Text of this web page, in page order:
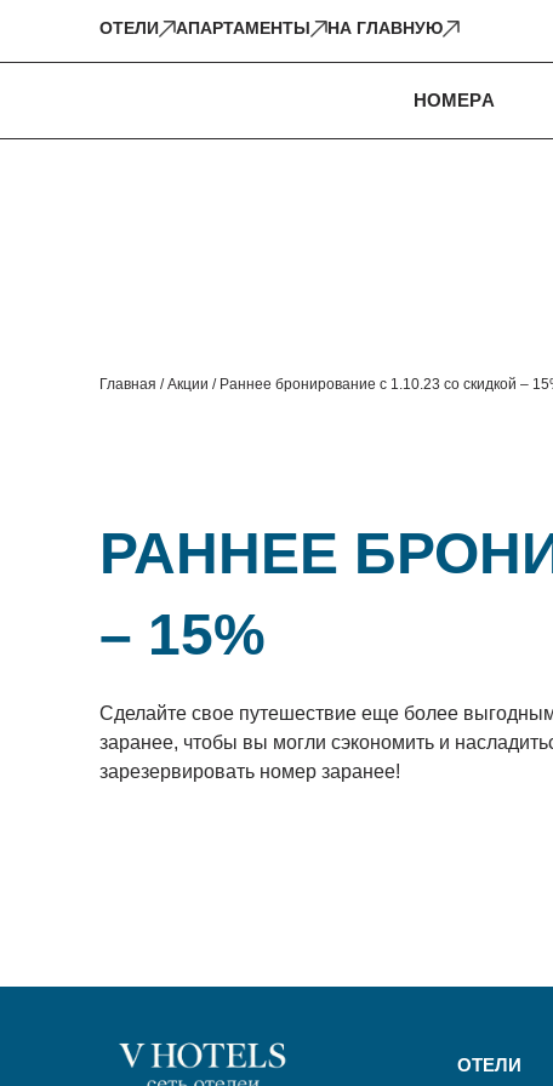
ОТЕЛИ АПАРТАМЕНТЫ НА ГЛАВНУЮ
НОМЕРA
Главная /Акции / Раннее бронирование с 1.10.23 со скидкой –
РАННЕЕ
– 15%
Сделайте свое путешествие еще более
заранее, чтобы вы могли сэкономить и
зарезервировать номер заранее!
ОТЕЛИ